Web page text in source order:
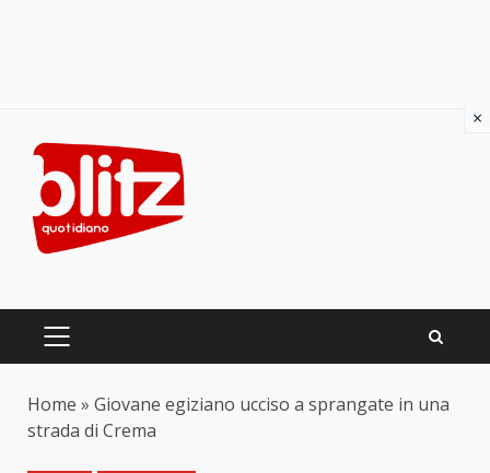
content
PRIMARY
Home » Giovane egiziano ucciso a sprangate in una
strada di Crema
×